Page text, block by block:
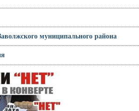
муниципального района